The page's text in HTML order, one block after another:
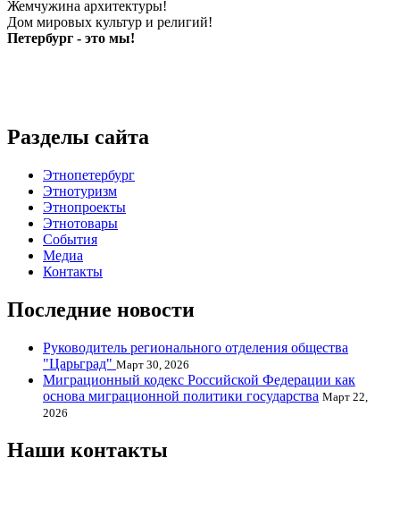
Жемчужина архитектуры!
Дом мировых культур и религий!
Петербург - это мы!
Разделы сайта
Этнопетербург
Этнотуризм
Этнопроекты
Этнотовары
События
Медиа
Контакты
Последние новости
Руководитель регионального отделения общества
"Царьград" Март 30, 2026
Миграционный кодекс Российской Федерации как
основа миграционной политики государства Март 22,
2026
Наши контакты